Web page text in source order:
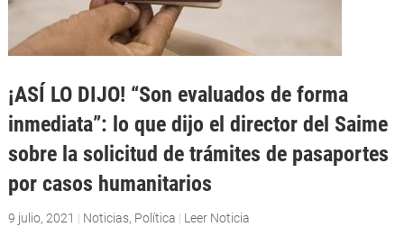
¡ASÍ LO DIJO! “Son evaluados de forma
inmediata”: lo que dijo el director del Saime
sobre la solicitud de trámites de pasaportes
por casos humanitarios
9 julio, 2021 | Noticias, Política | Leer Noticia